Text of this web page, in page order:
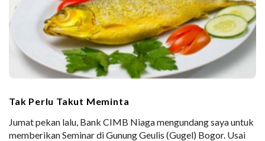
Tak Perlu Takut Meminta
Jumat pekan lalu, Bank CIMB Niaga mengundang saya untuk
memberikan Seminar di Gunung Geulis (Gugel) Bogor. Usai